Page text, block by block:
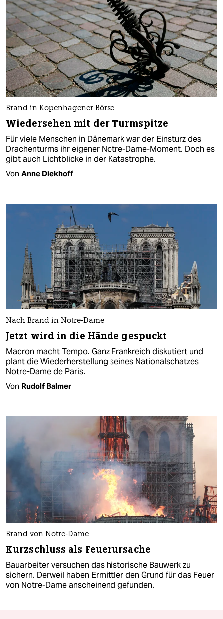
Brand in Kopenhagener Börse
Wiedersehen mit der Turmspitze
Für viele Menschen in Dänemark war der Einsturz des
Drachenturms ihr eigener Notre-Dame-Moment. Doch es
gibt auch Lichtblicke in der Katastrophe.
Von Anne Diekhoff
Nach Brand in Notre-Dame
Jetzt wird in die Hände gespuckt
Macron macht Tempo. Ganz Frankreich diskutiert und
plant die Wiederherstellung seines Nationalschatzes
Notre-Dame de Paris.
Von Rudolf Balmer
Brand von Notre-Dame
Kurzschluss als Feuerursache
Bauarbeiter versuchen das historische Bauwerk zu
sichern. Derweil haben Ermittler den Grund für das Feuer
von Notre-Dame anscheinend gefunden.